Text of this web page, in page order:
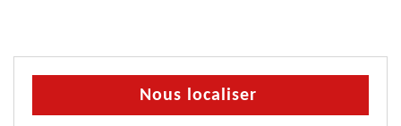
Nous localiser